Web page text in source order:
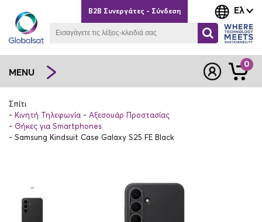
Ελ
B2B Συνεργάτες - Σύνδεση
MENU
0
Σπίτι
Κινητή Τηλεφωνία
Αξεσουάρ Προστασίας
Θήκες για Smartphones
Samsung Kindsuit Case Galaxy S25 FE Black